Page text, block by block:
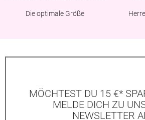
Die optimale Größe
MÖCHTEST DU 15 €*
MELDE DICH ZU
NEWSLETTER